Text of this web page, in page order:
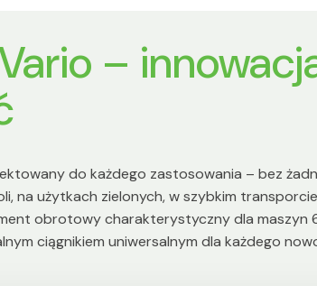
–
do każdego zastosowania – bez
na użytkach zielonych, w szybkim
obrotowy charakterystyczny dla
ciągnikiem uniwersalnym dla każdego